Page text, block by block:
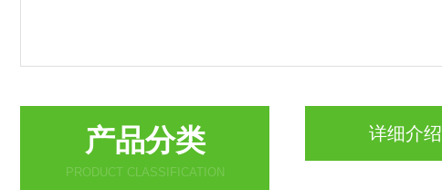
产品分类
PRODUCT CLASSIFICATION
详细介绍